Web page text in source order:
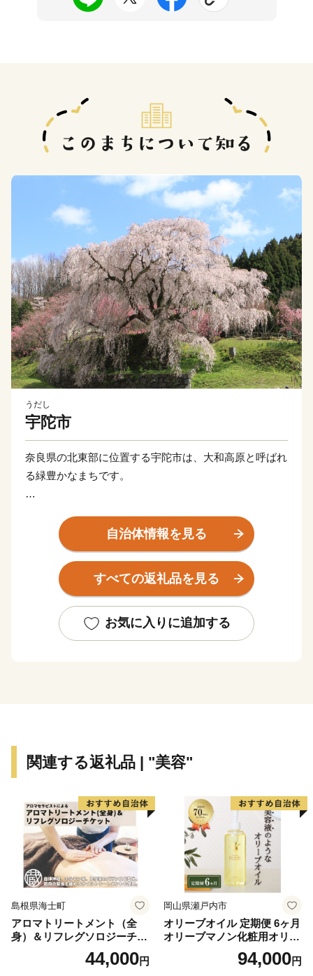
うだし
宇陀市
奈良県の北東部に位置する宇陀市は、大和高原と呼ばれ
る緑豊かなまちです。
麻呂が魅了されたかぎろひ、水の分配を司る水分神社な
ど、歴史と自然が暮らしの中に息づいています。また、
伊勢本街道の宿場町として栄え、当時のにぎわいぶりを
伝える街並みは、古の旅人の思いを今も伝えています。
平成18年1月の合併によって「宇陀市」となってから
は、日々新たな歴史を刻んでいます。
自治体情報を見る
すべての返礼品を見る
お気に入りに追加する
関連する返礼品 | "美容"
島根県海士町
アロマトリートメント（全
身）＆リフレグソロジーチケ
44,000円
岡山県瀬戸内市
オリーブオイル 定期便 6ヶ月
オリーブマノン化粧用オリー
ブオイル 200ml オリーブ オ
イル 美容 スキンケア 化粧用
94,000円